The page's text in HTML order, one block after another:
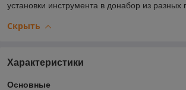
установки инструмента в донабор из разных
Скрыть
Характеристики
Основные